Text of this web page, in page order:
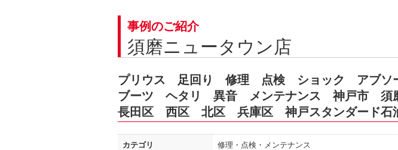
事例のご紹介
須磨ニュータウン店
プリウス 足回り 修理 点検 ショック アブソ
ブーツ ヘタリ 異音 メンテナンス 神戸市
長田区 西区 北区 兵庫区 神戸スタンダード石
カテゴリ 修理・点検・メンテナンス